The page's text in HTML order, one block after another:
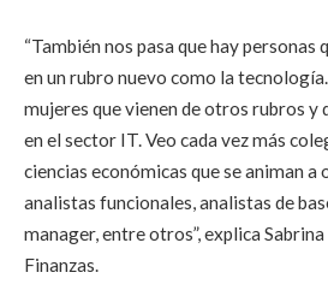
“También nos pasa que hay personas
en un rubro nuevo como la
mujeres que vienen de otros rubros y
en el sector IT. Veo cada vez más
ciencias económicas que se animan
analistas funcionales, analistas de
manager, entre otros”, explica
Finanzas.